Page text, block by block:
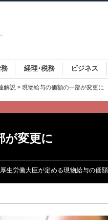
務 経理･税務 ビジネス
解説 > 現物給与の価額の一部が変更に
が変更に
生労働大臣が定める現物給与の価